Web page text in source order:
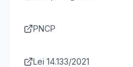
PNCP
Lei 14.133/2021